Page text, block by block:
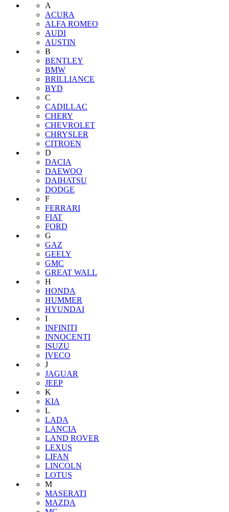
A
ACURA
ALFA ROMEO
AUDI
AUSTIN
B
BENTLEY
BMW
BRILLIANCE
BYD
C
CADILLAC
CHERY
CHEVROLET
CHRYSLER
CITROEN
D
DACIA
DAEWOO
DAIHATSU
DODGE
F
FERRARI
FIAT
FORD
G
GAZ
GEELY
GMC
GREAT WALL
H
HONDA
HUMMER
HYUNDAI
I
INFINITI
INNOCENTI
ISUZU
IVECO
J
JAGUAR
JEEP
K
KIA
L
LADA
LANCIA
LAND ROVER
LEXUS
LIFAN
LINCOLN
LOTUS
M
MASERATI
MAZDA